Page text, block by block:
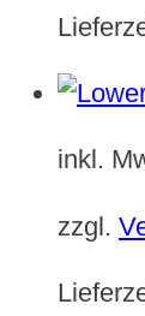
inkl.
zzgl.